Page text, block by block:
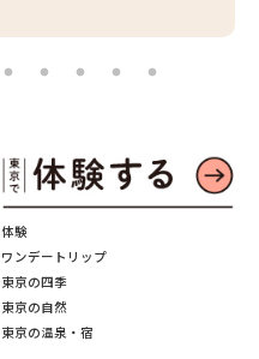
体験
ワンデートリップ
東京の四季
東京の自然
東京の温泉・宿